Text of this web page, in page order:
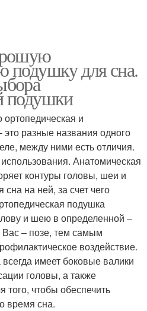
подушку для сна.
подушки
и
разные названия одного
между ними есть отличия.
Анатомическая
контуры головы, шеи и
на ней, за счет чего
подушка
и шею в определенной –
– позе, тем самым
воздействие.
имеет боковые валики
головы, а также
того, чтобы обеспечить
время сна.